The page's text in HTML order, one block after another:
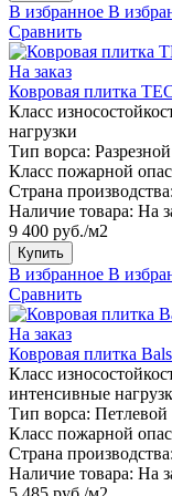
В избранное В
Сравнить
На заказ
Ковровая плитка
Класс
нагрузки
Тип ворса: Разрезной
Класс пожарной
Страна производства:
Наличие товара: На
9 400 руб./м2
Купить
В избранное В
Сравнить
На заказ
Ковровая плитка
Класс
интенсивные
Тип ворса: Петлевой
Класс пожарной
Страна производства:
Наличие товара: На